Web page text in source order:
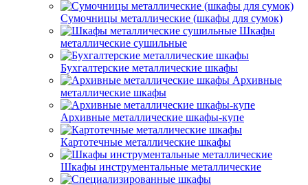
Сумочницы металлические (шкафы для сумок)
Шкафы
металлические сушильные
Бухгалтерские металлические шкафы
Архивные
металлические шкафы
Архивные металлические шкафы-купе
Картотечные металлические шкафы
Шкафы инструментальные металлические